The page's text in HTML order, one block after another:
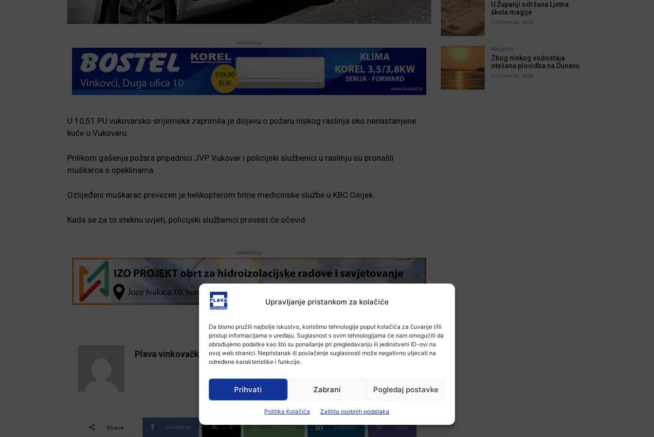
Upravljanje pristankom za kolačiće
Da bismo pružili najbolje iskustvo, koristimo tehnologije poput kolačića za čuvanje i/ili
pristup informacijama o uređaju. Suglasnost s ovim tehnologijama će nam omogućiti da
obrađujemo podatke kao što su ponašanje pri pregledavanju ili jedinstveni ID-ovi na
ovoj web stranici. Nepristanak ili povlačenje suglasnosti može negativno utjecati na
određene karakteristike i funkcije.
Prihvati Zabrani Pogledaj postavke
Politika Kolačića Zaštita osobnih podataka
-Marketing-
U 10,51 PU vukovarsko-srijemska zaprimila je dojavu o požaru niskog raslinja oko nenastanjene
kuće u Vukovaru.
Prilikom gašenja požara pripadnici JVP Vukovar i policijski službenici u raslinju su pronašli
muškarca s opeklinama.
Ozlijeđeni muškarac prevezen je helikopterom hitne medicinske službe u KBC Osijek.
Kada se za to steknu uvjeti, policijski službenici provest će očevid.
-Marketing-
Plava vinkovačka
Share Facebook X WhatsApp Linkedin Viber
U Županji održana Ljetna
škola magije
7 kolovoza, 2026
Aktualno
Zbog niskog vodostaja
otežana plovidba na Dunavu
6 kolovoza, 2026